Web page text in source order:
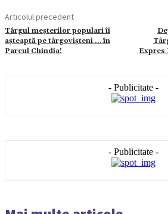
Articolul precedent
Târgul meșterilor populari îi
așteaptă pe târgovișteni … în
Parcul Chindia!
Expres
- Publicitate -
- Publicitate -